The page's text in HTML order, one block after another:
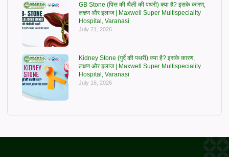
GB Stone (पित्त की थैली की पथरी) क्या है? इसके कारण,
लक्षण और इलाज | Maxwell Super Multispeciality
Hospital, Varanasi
July 21, 2026
Kidney Stone (गुर्दे की पथरी) क्या है? इसके कारण,
लक्षण और इलाज | Maxwell Super Multispeciality
Hospital, Varanasi
July 16, 2026